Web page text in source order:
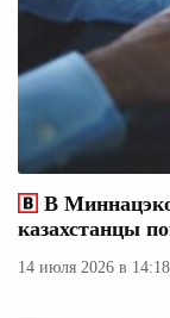
В
казахстанцы
14 июля 2026 в 14:18